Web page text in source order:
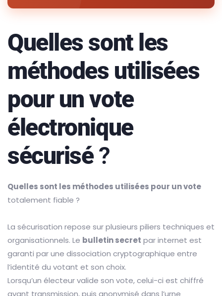
Quelles sont les
méthodes utilisées
pour un vote
électronique
sécurisé?
Quelles sont les méthodes utilisées pour un vote
totalement fiable ?
La sécurisation repose sur plusieurs piliers techniques et
organisationnels. Le bulletin secret par internet est
garanti par une dissociation cryptographique entre
l’identité du votant et son choix.
Lorsqu’un électeur valide son vote, celui-ci est chiffré